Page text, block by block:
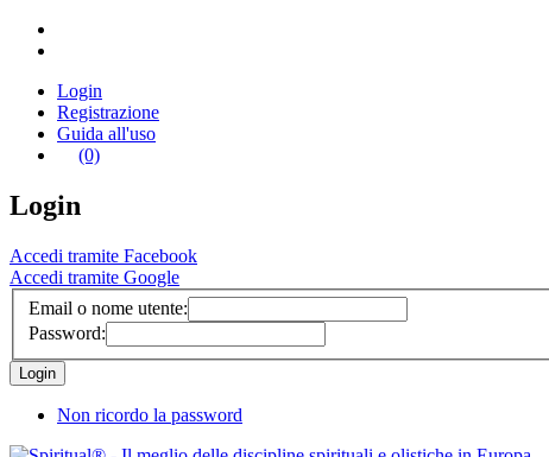
Login
Registrazione
Guida all'uso
(0)
Login
Accedi tramite Facebook
Accedi tramite Google
Email o nome utente:
Password:
Non ricordo la password